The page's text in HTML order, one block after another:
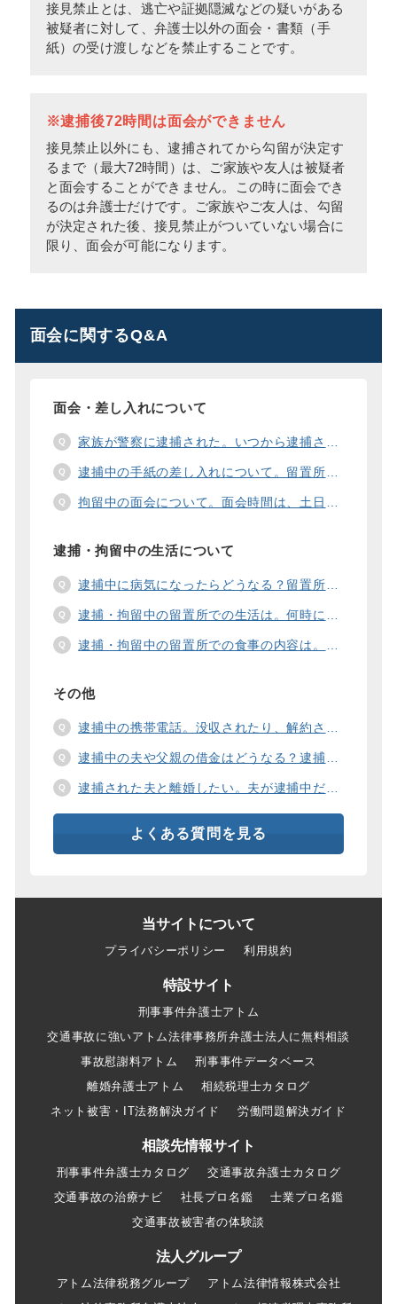
接見禁止とは、逃亡や証拠隠滅などの疑いがある
被疑者に対して、弁護士以外の面会・書類（手
紙）の受け渡しなどを禁止することです。
※逮捕後72時間は面会ができません
接見禁止以外にも、逮捕されてから勾留が決定す
るまで（最大72時間）は、ご家族や友人は被疑者
と面会することができません。この時に面会でき
るのは弁護士だけです。ご家族やご友人は、勾留
が決定された後、接見禁止がついていない場合に
限り、面会が可能になります。
面会に関するQ&A
面会・差し入れについて
家族が警察に逮捕された。いつから逮捕された家族と面会することができますか？
逮捕中の手紙の差し入れについて。留置所に手紙を送る際の宛先の書き方は？
拘留中の面会について。面会時間は、土日や祝日の面会は、一度に面会できる人数は。
逮捕・拘留中の生活について
逮捕中に病気になったらどうなる？留置所の健康診断、診療、医療行為、手術は。
逮捕・拘留中の留置所での生活は。何時に起きて、何時に寝るの？部屋や食事の様子は？
逮捕・拘留中の留置所での食事の内容は。食事代は支払わないといけないの？
その他
逮捕中の携帯電話。没収されたり、解約されたり、見られたりするの？
逮捕中の夫や父親の借金はどうなる？逮捕中の借金の支払い方法は。
逮捕された夫と離婚したい。夫が逮捕中だと慰謝料は増えるの？
よくある質問を見る
当サイトについて
プライバシーポリシー 利用規約
特設サイト
刑事事件弁護士アトム
交通事故に強いアトム法律事務所弁護士法人に無料相談
事故慰謝料アトム
刑事事件データベース
離婚弁護士アトム
相続税理士カタログ
ネット被害・IT法務解決ガイド
労働問題解決ガイド
相談先情報サイト
刑事事件弁護士カタログ
交通事故弁護士カタログ
交通事故の治療ナビ
社長プロ名鑑
士業プロ名鑑
交通事故被害者の体験談
法人グループ
アトム法律税務グループ
アトム法律情報株式会社